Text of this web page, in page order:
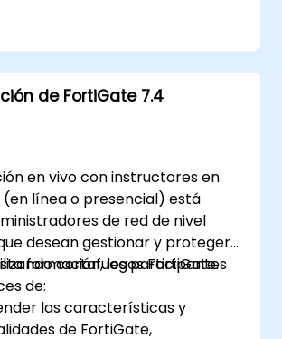
configuración y
las políticas de seguridad,
de FortiGate 7.4
en vivo con instructores en
(en línea o presencial) está
de red de nivel
desean gestionar y proteger
cortafuegos FortiGate.
formación, los participantes
de:
las características y
de FortiGate,